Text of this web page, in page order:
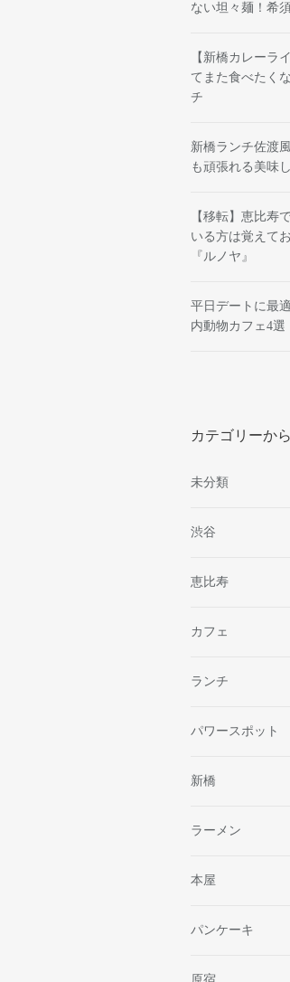
ない坦々麺！希
【新橋カレーラ
てまた食べたく
チ
新橋ランチ佐渡
も頑張れる美味
【移転】恵比寿
いる方は覚えて
『ルノヤ』
平日デートに最
内動物カフェ4選
カテゴリーか
未分類
渋谷
恵比寿
カフェ
ランチ
パワースポット
新橋
ラーメン
本屋
パンケーキ